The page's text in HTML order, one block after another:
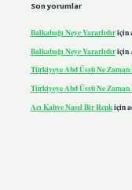
Son yorumlar
Balkabağı Neye Yararlıdıriçin
Balkabağı Neye Yararlıdıriçin
Türkiyeye Abd Üssü Ne
Türkiyeye Abd Üssü Ne
Acı Kahve Nasıl Bir Renkiçin